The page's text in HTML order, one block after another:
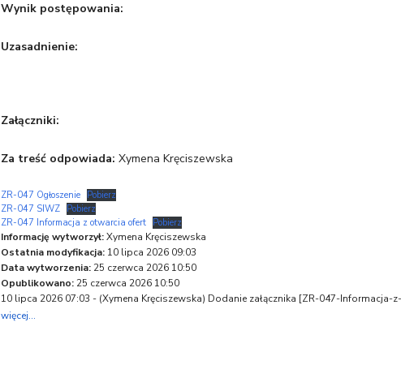
Wynik postępowania:
Uzasadnienie:
Załączniki:
Za treść odpowiada: Xymena Kręciszewska
ZR-047 Ogłoszenie Pobierz
ZR-047 SIWZ Pobierz
ZR-047 Informacja z otwarcia ofert Pobierz
Informację wytworzył:Xymena Kręciszewska
Ostatnia modyfikacja: 10 lipca 2026 09:03
Data wytworzenia: 25 czerwca 2026 10:50
Opublikowano: 25 czerwca 2026 10:50
10 lipca 2026 07:03 - (Xymena Kręciszewska) Dodanie załącznika [ZR-047-
więcej...